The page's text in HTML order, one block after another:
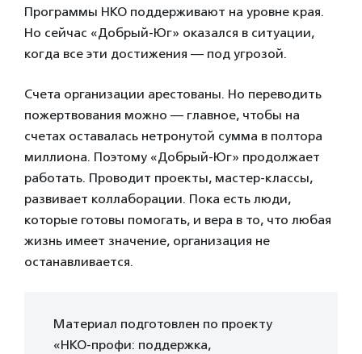
Программы НКО поддерживают на уровне края.
Но сейчас «Добрый-Юг» оказался в ситуации,
когда все эти достижения — под угрозой.
Счета организации арестованы. Но переводить
пожертвования можно — главное, чтобы на
счетах оставалась нетронутой сумма в полтора
миллиона. Поэтому «Добрый-Юг» продолжает
работать. Проводит проекты, мастер-классы,
развивает коллаборации. Пока есть люди,
которые готовы помогать, и вера в то, что любая
жизнь имеет значение, организация не
останавливается.
Материал подготовлен по проекту
«НКО-профи: поддержка,